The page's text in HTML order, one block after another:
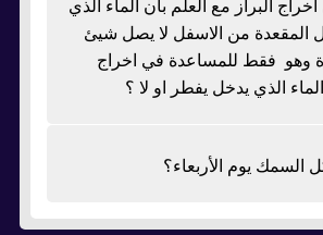
البراز مع العلم بأن الماء الذي
المقعدة من الاسفل لا يصل شيئ
وهو فقط للمساعدة في اخراج
الماء الذي يدخل يفطر او لا ؟
يوم الأربعاء؟